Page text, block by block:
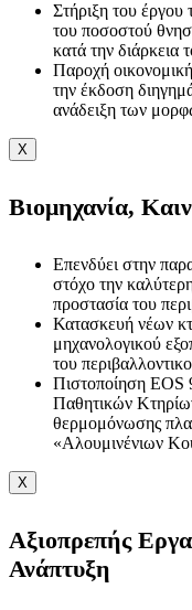
Στήριξη του έργου
του ποσοστού
κατά την διάρκεια
Παροχή
την έκδοση
ανάδειξη των
X
Βιομηχανία,
Επενδύει στην
στόχο την
προστασία του
Κατασκευή νέων
μηχανολογικού
του
Πιστοποίηση EOS
Παθητικών
θερμομόνωσης
«Αλουμινένιων
X
Αξιοπρεπής
Ανάπτυξη